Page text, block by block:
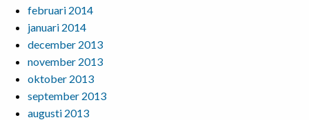
februari 2014
januari 2014
december 2013
november 2013
oktober 2013
september 2013
augusti 2013